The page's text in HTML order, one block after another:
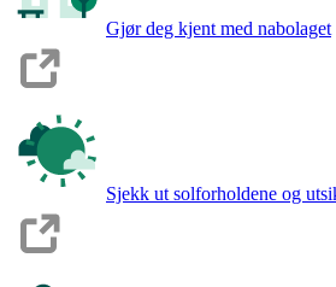
Gjør deg kjent med nabolaget
Sjekk ut solforholdene og